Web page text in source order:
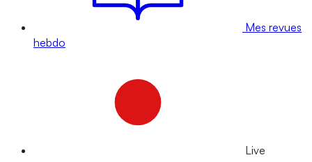
Mes revues
hebdo
Live